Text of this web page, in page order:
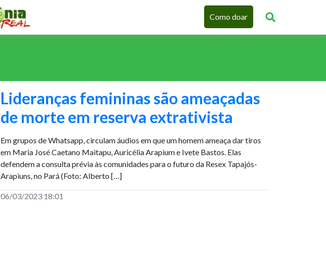
Como doar
Lideranças femininas são ameaçadas
de morte em reserva extrativista
Em grupos de Whatsapp, circulam áudios em que um homem ameaça dar tiros
em Maria José Caetano Maitapu, Auricélia Arapium e Ivete Bastos. Elas
defendem a consulta prévia às comunidades para o futuro da Resex Tapajós-
Arapiuns, no Pará (Foto: Alberto […]
06/03/2023 18:01